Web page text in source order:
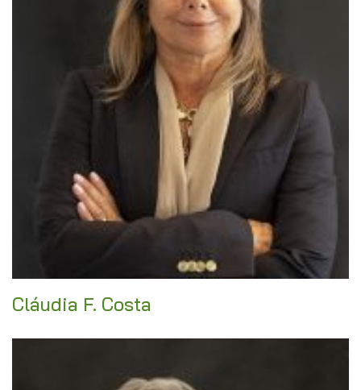
Cláudia F. Costa